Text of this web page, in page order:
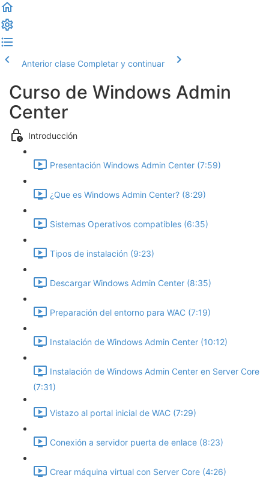
Anterior clase Completar y continuar
Curso de Windows Admin
Center
Introducción
Presentación Windows Admin Center (7:59)
¿Que es Windows Admin Center? (8:29)
Sistemas Operativos compatibles (6:35)
Tipos de instalación (9:23)
Descargar Windows Admin Center (8:35)
Preparación del entorno para WAC (7:19)
Instalación de Windows Admin Center (10:12)
Instalación de Windows Admin Center en Server Core
(7:31)
Vistazo al portal inicial de WAC (7:29)
Conexión a servidor puerta de enlace (8:23)
Crear máquina virtual con Server Core (4:26)